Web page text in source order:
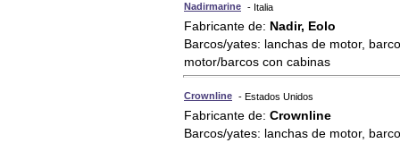
Nadirmarine - Italia
Fabricante de: Nadir, Eolo
Barcos/yates: lanchas de motor,
motor/barcos con cabinas
Crownline - Estados Unidos
Fabricante de: Crownline
Barcos/yates: lanchas de motor,